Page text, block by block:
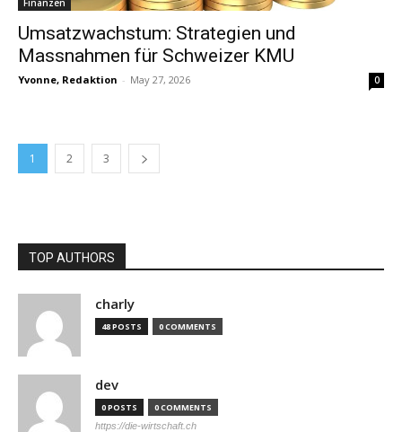
Finanzen
Umsatzwachstum: Strategien und
Massnahmen für Schweizer KMU
Yvonne, Redaktion - May 27, 2026 0
1 2 3
TOP AUTHORS
charly
48 POSTS 0 COMMENTS
dev
0 POSTS 0 COMMENTS
https://die-wirtschaft.ch